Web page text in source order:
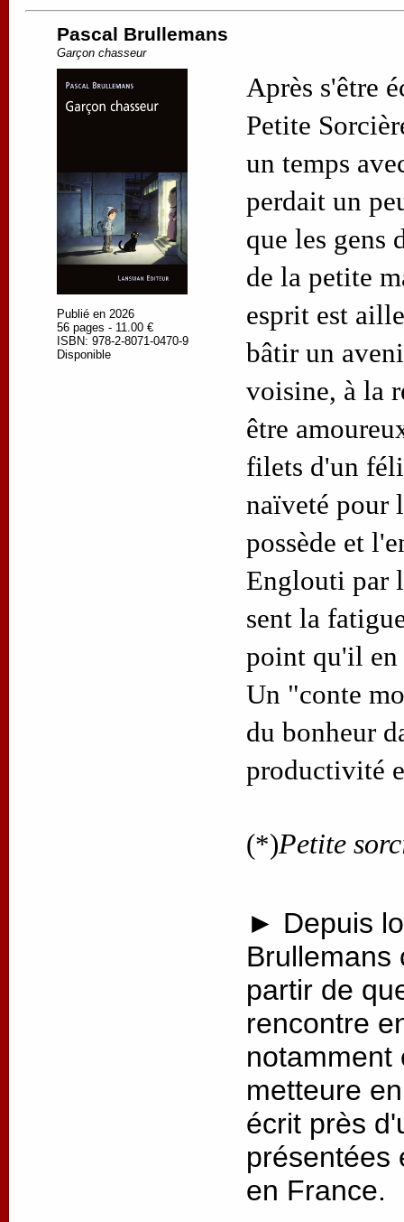
Pascal Brullemans
Garçon chasseur
Publié en 2026
56 pages - 11.00 €
ISBN: 978-2-8071-0470-9
Disponible
Après s'être
Petite
un temps
perdait un
que les gens
de la petite
esprit est
bâtir un
voisine, à la
être
filets d'un
naïveté pour
possède et
Englouti par
sent la
point qu'il en
Un "conte
du bonheur
productivité
(*)Petite
► Depuis
Brullemans
partir de
rencontre
notamment
metteure
écrit près
présentées
en France.